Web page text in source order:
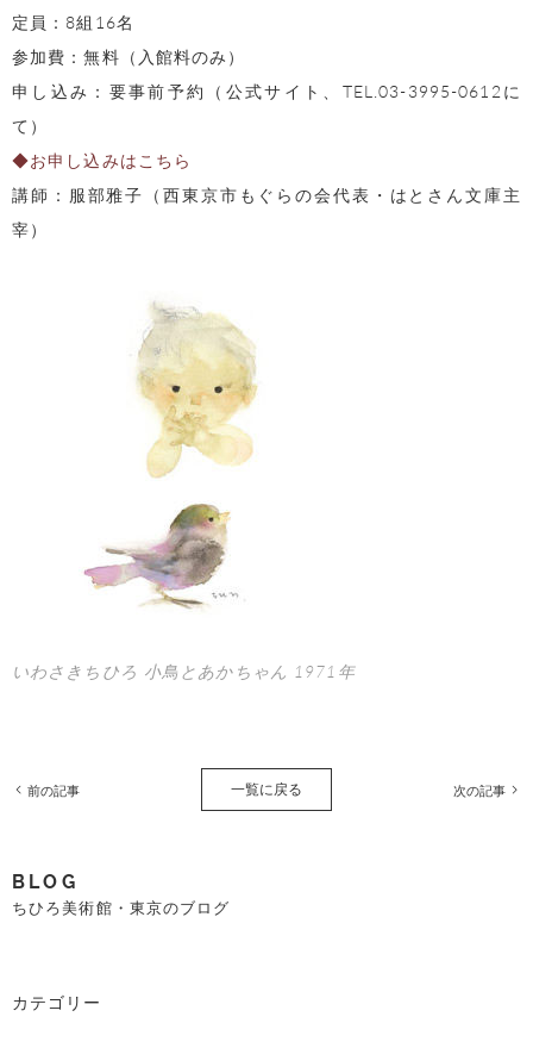
定員：8組16名
参加費：無料（入館料のみ）
申し込み：要事前予約（公式サイト、TEL.03-3995-0612に
て）
◆お申し込みはこちら
講師：服部雅子（西東京市もぐらの会代表・はとさん文庫主
宰）
いわさきちひろ 小鳥とあかちゃん 1971年
前の記事 一覧に戻る 次の記事
BLOG
ちひろ美術館・東京のブログ
カテゴリー